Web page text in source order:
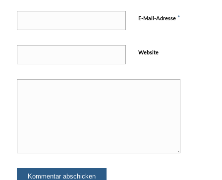
E-Mail-Adresse *
Website